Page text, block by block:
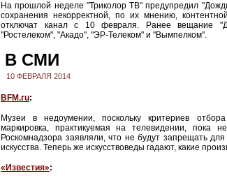
На прошлой неделе "Триколор ТВ" предупредил
сохранения некорректной, по их мнению,
отключат канал с 10 февраля. Ранее вещание
"Ростелеком", "Акадо", "ЭР-Телеком" и "Вымпелком".
В СМИ
10 ФЕВРАЛЯ 2014
BFM.ru:
Музеи в недоумении, поскольку критериев
маркировка, практикуемая на телевидении, пока
Роскомнадзора заявляли, что не будут запрещать
искусства. Теперь же искусствоведы гадают, какие
«Известия»: